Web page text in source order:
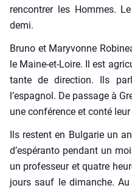
ren­con­trer les Hommes.
demi.
Bru­no et Mary­vonne
le Maine-et-Loire. Il est
tante de direc­tion. Ils
l’espagnol. De pas­sage à
une confé­rence et conté
Ils res­tent en Bul­ga­rie un
d’espéranto pen­dant un
un pro­fes­seur et quatre
jours sauf le dimanche.